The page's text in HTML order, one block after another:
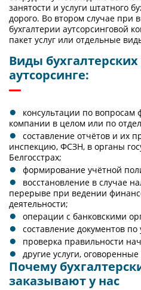
занятости и услуги штатного
дорого. Во втором случае при
бухгалтерии аутсорсинговой
пакет услуг или отдельные
Виды бухгалтерских
аутсорсинге:
консультации по вопросам
компании в целом или по
составление отчётов и их
инспекцию, ФСЗН, в органы
Белгосстрах;
формирование учётной
восстановление в случае
перерыве при ведении
деятельности;
операции с банковскими
составление документов
проверка правильности
другие услуги,
Почему
заказывают у нас